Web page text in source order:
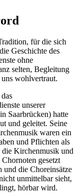
für die sich
Geschichte des
ohne
selten, Begleitung
wohlvertraut.
unserer
Saar­brücken) hatte
und geleitet. Seine
waren ein
und Pflichten als
Kirchenmusik und
gesetzt
und die Choreinsätze
unmittelbar sieht,
hörbar wird.